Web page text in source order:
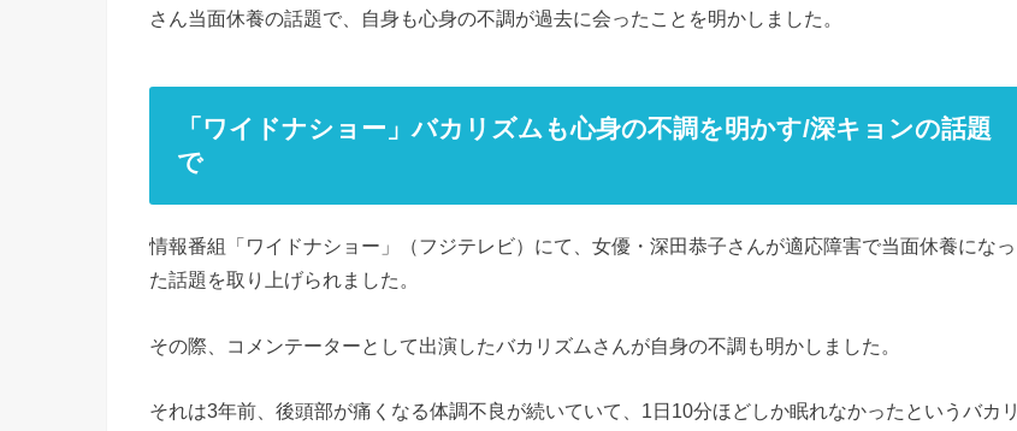
さん当面休養の話題で、自身も心身の不調が過去に会ったことを明かしました。
「ワイドナショー」バカリズムも心身の不調を明かす/深キョンの話題
で
情報番組「ワイドナショー」（フジテレビ）にて、女優・深田恭子さんが適応障害で当面休養になっ
た話題を取り上げられました。
その際、コメンテーターとして出演したバカリズムさんが自身の不調も明かしました。
それは3年前、後頭部が痛くなる体調不良が続いていて、1日10分ほどしか眠れなかったというバカリ